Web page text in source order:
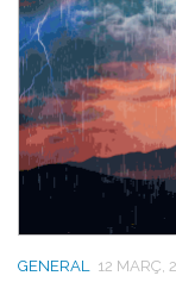
GENERAL 12 MARÇ,